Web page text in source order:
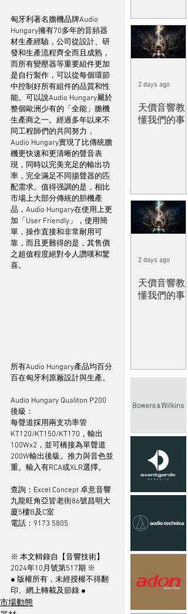
匈牙利著名膽機品牌Audio
Hungary擁有70多年的音頻器
材生產經驗，公司從設計、研
發和生產流程齊全而且成熟，
而所有變壓器等重要組件更加
是自行製作，可以從每個環節
中控制好所有組件的品質和性
能。可以說Audio Hungary屬於
整個歐洲少有的「全能」膽機
生產商之一。經過多年以來不
同工程師們的共同努力，
Audio Hungary實現了比傳統膽
機更快速和更清晰的聲音表
現，同時以完美充足的輸出功
率，完全滿足不同揚聲器的匹
配需求。值得强調的是，相比
市場上大部分傳統的胆機產
品，Audio Hungary在使用上更
加「User Friendly」，使用簡
單，操作直接和非常耐用可
靠，而且更難得的是，其售價
之超值程度絕對令人讚嘆和驚
喜。
所有Audio Hungary產品均百分
百在匈牙利原厰設計與生產。
Audio Hungary Qualiton P200
後級：
每聲道採用兩支功率管
KT120/KT150/KT170，輸出
100Wx2，並可橋接為單聲道
200W輸出後級。推力與音色並
重。輸入有RCA或XLR選擇。
查詢：Excel Concept 卓意音響
九龍旺角亞皆老街86號昌明大
廈5樓B及C室
電話：9173 5805
※ 本文輯錄自【音響技術】
2024年10月號第517期 ※
● 版權所有，未經授權不得翻
印、網上轉載及節錄 ●
市場動態
天價音響教
懂我們的事
2 days ago
天價音響教
懂我們的事
2 days ago